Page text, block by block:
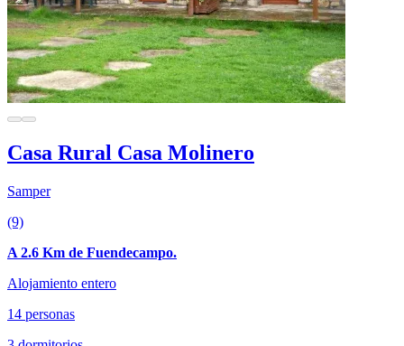
Casa Rural Casa Molinero
Samper
(9)
A 2.6 Km de Fuendecampo.
Alojamiento entero
14 personas